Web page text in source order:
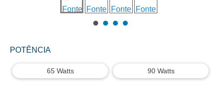
POTÊNCIA
65 Watts 90 Watts